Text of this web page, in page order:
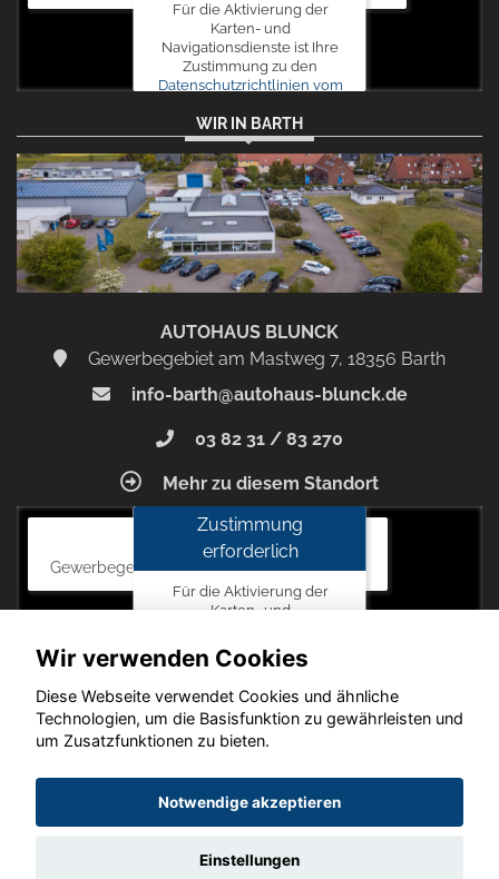
Für die Aktivierung der
Karten- und
Navigationsdienste ist Ihre
Zustimmung zu den
Datenschutzrichtlinien vom
erforderlich.
Zustimmen
und
aktivieren
WIR IN BARTH
AUTOHAUS BLUNCK
Gewerbegebiet am Mastweg 7, 18356 Barth
info-barth@autohaus-blunck.de
03 82 31 / 83 270
Mehr zu diesem Standort
Autohaus Blunck
Gewerbegebiet am Mastweg 7, 18356 Barth
Zustimmung
erforderlich
Für die Aktivierung der
Karten- und
Zustimmung zu den
Datenschutzrichtlinien vom
Drittanbieter Google LLC
erforderlich.
Zustimmen
und
aktivieren
Copyright © 2026. Autohaus Blunck
Wir verwenden Cookies
Diese Webseite verwendet Cookies und ähnliche
Technologien, um die Basisfunktion zu gewährleisten und
um Zusatzfunktionen zu bieten.
Notwendige akzeptieren
Einstellungen